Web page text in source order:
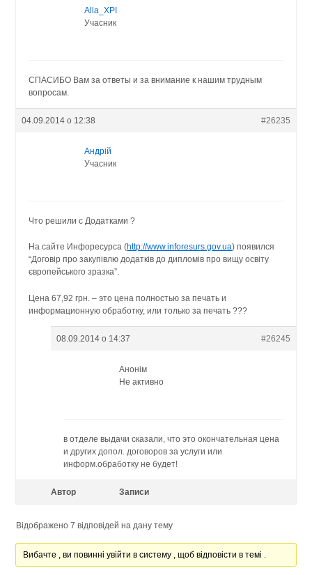
Alla_XPI
Учасник
СПАСИБО Вам за ответы и за внимание к нашим трудным
вопросам.
04.09.2014 о 12:38 #26235
Андрій
Учасник
Что решили с Додатками ?
На сайте Инфоресурса (http://www.inforesurs.gov.ua) появился
“Договір про закупівлю додатків до дипломів про вищу освіту
європейського зразка”.
Цена 67,92 грн. – это цена полностью за печать и
информационную обработку, или только за печать ???
08.09.2014 о 14:37 #26245
Анонім
Не активно
в отделе выдачи сказали, что это окончательная цена
и других допол. договоров за услуги или
информ.обработку не будет!
Автор Записи
Відображено 7 відповідей на дану тему
Вибачте , ви повинні увійти в систему , щоб відповісти в темі .